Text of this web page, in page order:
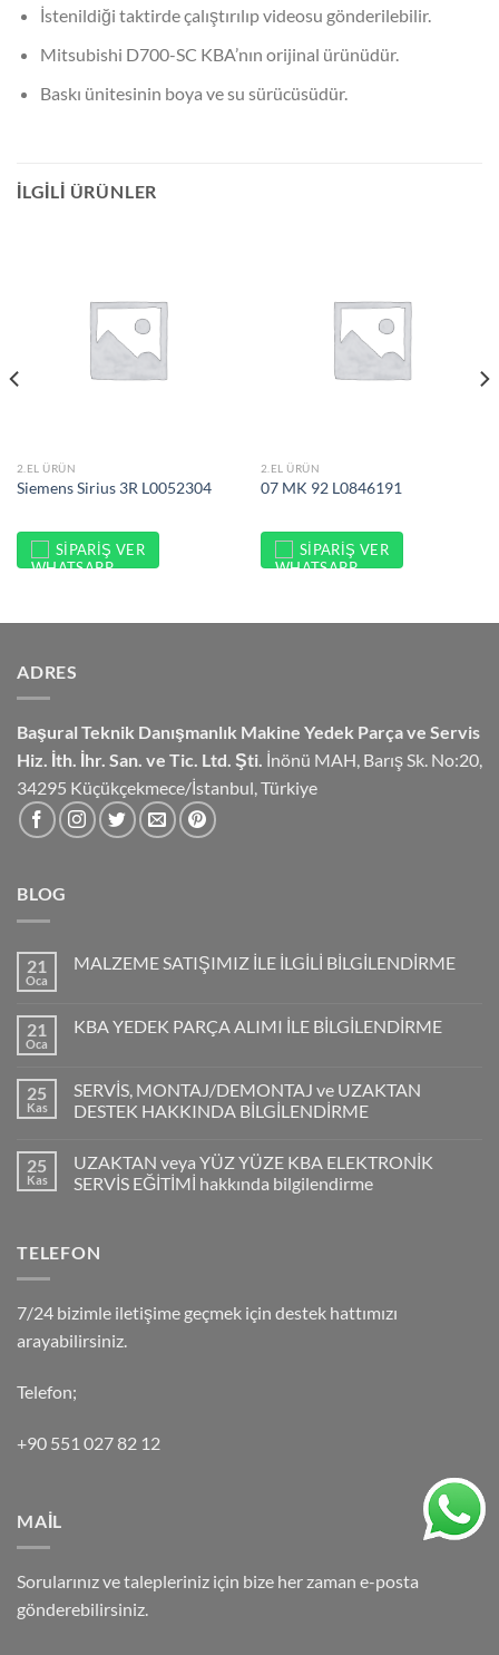
İstenildiği taktirde çalıştırılıp videosu gönderilebilir.
Mitsubishi D700-SC KBA’nın orijinal ürünüdür.
Baskı ünitesinin boya ve su sürücüsüdür.
İLGILI ÜRÜNLER
2.EL ÜRÜN
Siemens Sirius 3R L0052304
SIPARIŞ VER
2.EL ÜRÜN
07 MK 92 L0846191
SIPARIŞ VER
ADRES
Başural Teknik Danışmanlık Makine Yedek Parça ve Servis
Hiz. İth. İhr. San. ve Tic. Ltd. Şti. İnönü MAH, Barış Sk. No:20,
34295 Küçükçekmece/İstanbul, Türkiye
BLOG
21
Oca
MALZEME SATIŞIMIZ İLE İLGİLİ BİLGİLENDİRME
21
Oca
KBA YEDEK PARÇA ALIMI İLE BİLGİLENDİRME
25
Kas
SERVİS, MONTAJ/DEMONTAJ ve UZAKTAN
DESTEK HAKKINDA BİLGİLENDİRME
25
Kas
UZAKTAN veya YÜZ YÜZE KBA ELEKTRONİK
SERVİS EĞİTİMİ hakkında bilgilendirme
TELEFON
7/24 bizimle iletişime geçmek için destek hattımızı
arayabilirsiniz.
Telefon;
+90 551 027 82 12
MAİL
Sorularınız ve talepleriniz için bize her zaman e-posta
gönderebilirsiniz.